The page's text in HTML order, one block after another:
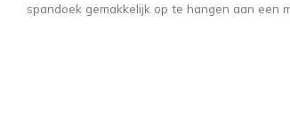
spandoek gemakkelijk op te hangen aan een